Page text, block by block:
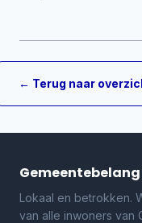
← Terug naar
Gemeentebelang
Lokaal en betrokken.
van alle inwoners van